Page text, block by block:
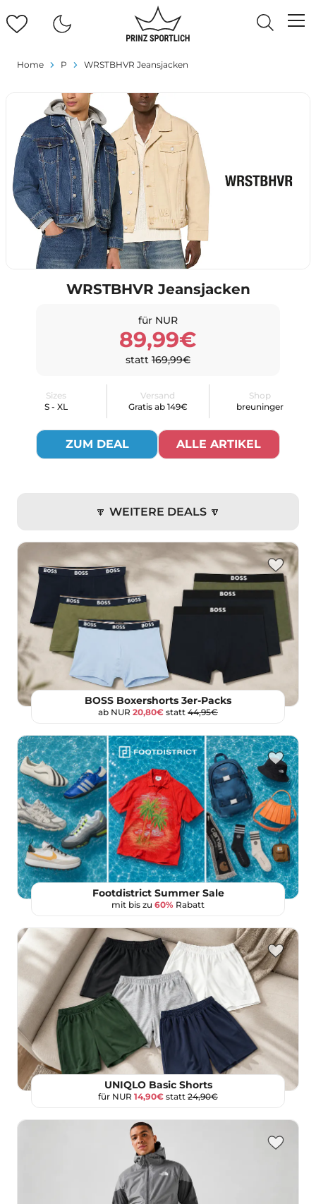
Home P WRSTBHVR Jeansjacken
WRSTBHVR Jeansjacken
für NUR
89,99€
statt 169,99€
Sizes
S - XL
Versand
Gratis ab 149€
Shop
breuninger
ZUM DEAL ALLE ARTIKEL
🔽 WEITERE DEALS 🔽
BOSS Boxershorts 3er-Packs
ab NUR 20,80€ statt 44,95€
Footdistrict Summer Sale
mit bis zu 60% Rabatt
UNIQLO Basic Shorts
für NUR 14,90€ statt 24,90€